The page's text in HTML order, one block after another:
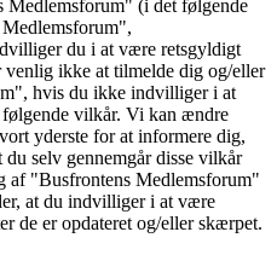
(i det følgende
du i at være retsgyldigt
ikke at tilmelde dig og/eller
hvis du ikke indvilliger i at
vilkår. Vi kan ændre
yderste for at informere dig,
selv gennemgår disse vilkår
af "Busfrontens Medlemsforum"
at du indvilliger i at være
de er opdateret og/eller skærpet.